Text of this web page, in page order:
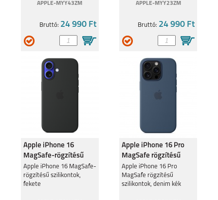
APPLE-MYY43ZM
Bruttó: 24 990 Ft
APPLE-MYY23ZM
Bruttó: 24 990 Ft
Apple iPhone 16
MagSafe-rögzítésű
szilikontok, fekete
Apple iPhone 16 MagSafe-
rögzítésű szilikontok,
fekete
Apple iPhone 16 Pro
MagSafe rögzítésű
szilikontok, denim kék
Apple iPhone 16 Pro
MagSafe rögzítésű
szilikontok, denim kék